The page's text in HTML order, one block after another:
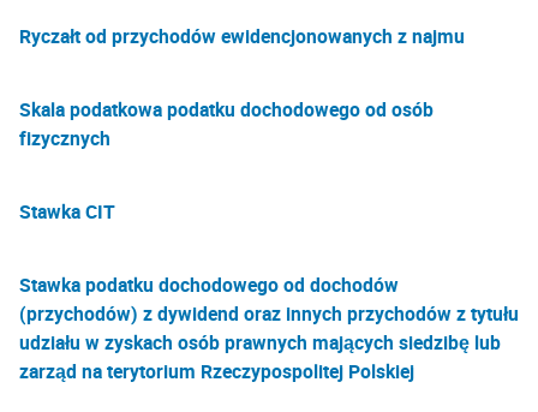
Ryczałt od przychodów ewidencjonowanych z najmu
Skala podatkowa podatku dochodowego od osób
fizycznych
Stawka CIT
Stawka podatku dochodowego od dochodów
(przychodów) z dywidend oraz innych przychodów z tytułu
udziału w zyskach osób prawnych mających siedzibę lub
zarząd na terytorium Rzeczypospolitej Polskiej